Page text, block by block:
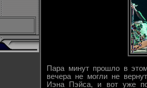
Пара минут прошло в
вечера не могли не
Иэна Пэйса, и вот уже